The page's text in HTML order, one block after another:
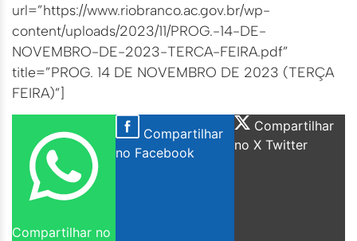
url=”https://www.riobranco.ac.gov.br/wp-
content/uploads/2023/11/PROG.-14-DE-
NOVEMBRO-DE-2023-TERCA-FEIRA.pdf”
title=”PROG. 14 DE NOVEMBRO DE 2023 (TERÇA
FEIRA)”]
Compartilhar no
Compartilhar
no Facebook
Compartilhar
no X Twitter